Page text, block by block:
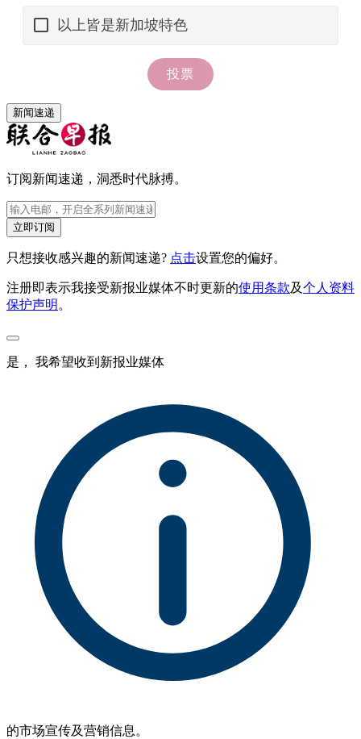
新闻速递
订阅新闻速递，洞悉时代脉搏。
立即订阅
只想接收感兴趣的新闻速递? 点击设置您的偏好。
注册即表示我接受新报业媒体不时更新的使用条款及个人资料
保护声明 。
是， 我希望收到新报业媒体
的市场宣传及营销信息。